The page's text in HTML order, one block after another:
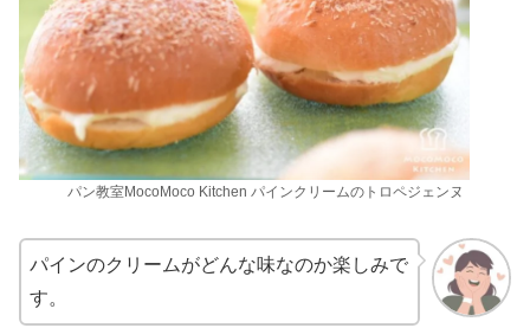
パン教室MocoMoco Kitchen パインクリームのトロペジェンヌ
パインのクリームがどんな味なのか楽しみで
す。